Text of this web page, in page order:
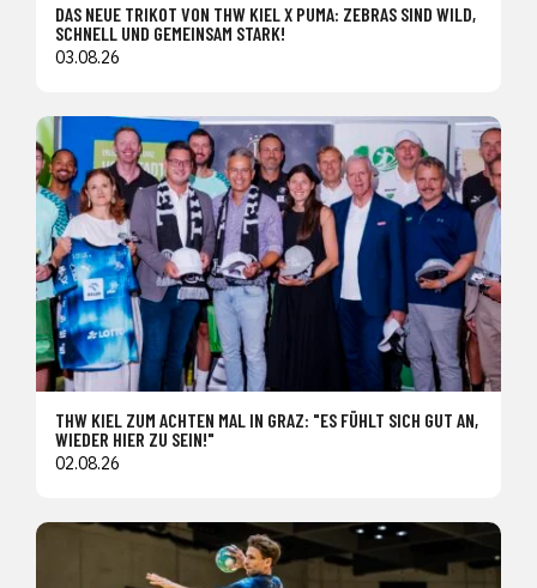
DAS NEUE TRIKOT VON THW KIEL X PUMA: ZEBRAS SIND WILD,
SCHNELL UND GEMEINSAM STARK!
03.08.26
THW KIEL ZUM ACHTEN MAL IN GRAZ: "ES FÜHLT SICH GUT AN,
WIEDER HIER ZU SEIN!"
02.08.26